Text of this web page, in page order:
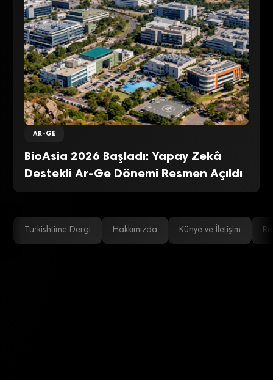
AR-GE
BioAsia 2026 Başladı: Yapay Zekâ
Destekli Ar-Ge Dönemi Resmen Açıldı
Turkishtime Dergi Hakkımızda Künye ve İletişim